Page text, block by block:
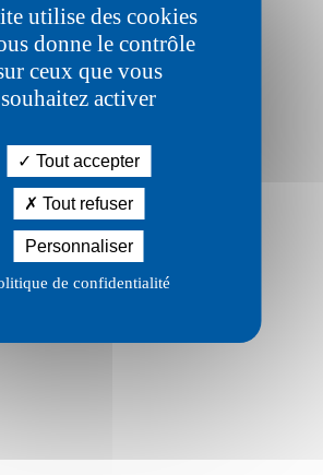
utilise des cookies
donne le contrôle
ceux que vous
souhaitez activer
Tout accepter
Tout refuser
Personnaliser
de confidentialité